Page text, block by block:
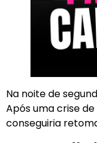
Na noite de
Após uma crise
conseguiria